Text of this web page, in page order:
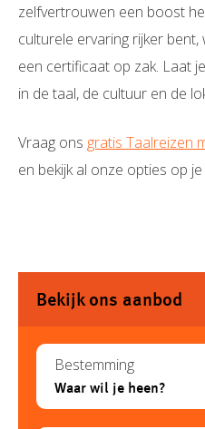
zelfvertrouwen een boost
culturele ervaring rijker
een certificaat op zak. Laat
in de taal, de cultuur en de
Vraag ons gratis Taalreizen
en bekijk al onze opties op je
Bekijk ons aanbod
Bestemming